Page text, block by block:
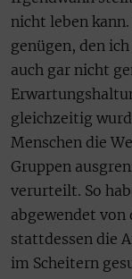
nicht leben
genügen, den
auch gar nicht
gleichzeitig
Menschen die
Gruppen
verurteilt. So
abgewendet
stattdessen die
im Scheitern